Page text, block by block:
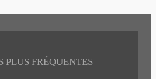
PLUS FRÉQUENTES